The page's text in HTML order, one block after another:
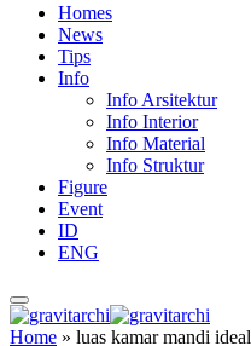
Homes
News
Tips
Info
Info Arsitektur
Info Interior
Info Material
Info Struktur
Figure
Event
ID
ENG
Home » luas kamar mandi ideal